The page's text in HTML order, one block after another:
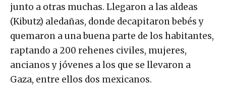
junto a otras muchas. Llegaron a las aldeas
(Kibutz) aledañas, donde decapitaron bebés y
quemaron a una buena parte de los habitantes,
raptando a 200 rehenes civiles, mujeres,
ancianos y jóvenes a los que se llevaron a
Gaza, entre ellos dos mexicanos.